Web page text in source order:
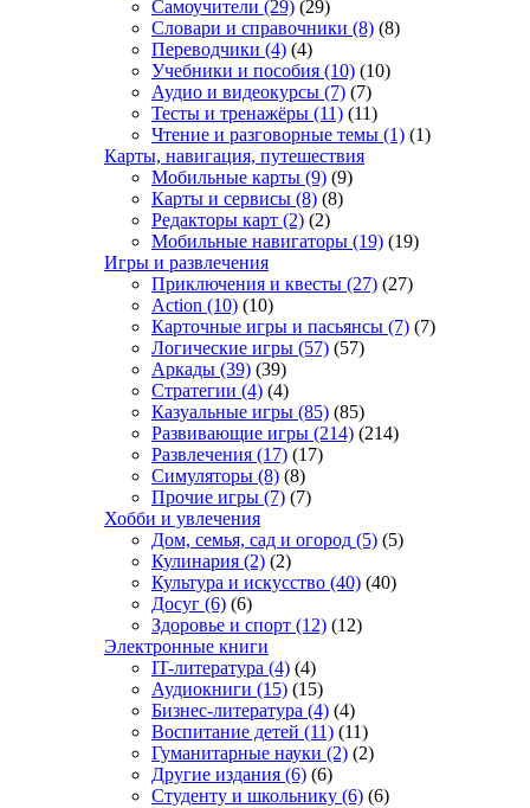
Самоучители (29) (29)
Словари и справочники (8) (8)
Переводчики (4) (4)
Учебники и пособия (10) (10)
Аудио и видеокурсы (7) (7)
Тесты и тренажёры (11) (11)
Чтение и разговорные темы (1) (1)
Карты, навигация, путешествия
Мобильные карты (9) (9)
Карты и сервисы (8) (8)
Редакторы карт (2) (2)
Мобильные навигаторы (19) (19)
Игры и развлечения
Приключения и квесты (27) (27)
Action (10) (10)
Карточные игры и пасьянсы (7) (7)
Логические игры (57) (57)
Аркады (39) (39)
Стратегии (4) (4)
Казуальные игры (85) (85)
Развивающие игры (214) (214)
Развлечения (17) (17)
Симуляторы (8) (8)
Прочие игры (7) (7)
Хобби и увлечения
Дом, семья, сад и огород (5) (5)
Кулинария (2) (2)
Культура и искусство (40) (40)
Досуг (6) (6)
Здоровье и спорт (12) (12)
Электронные книги
IT-литература (4) (4)
Аудиокниги (15) (15)
Бизнес-литература (4) (4)
Воспитание детей (11) (11)
Гуманитарные науки (2) (2)
Другие издания (6) (6)
Студенту и школьнику (6) (6)